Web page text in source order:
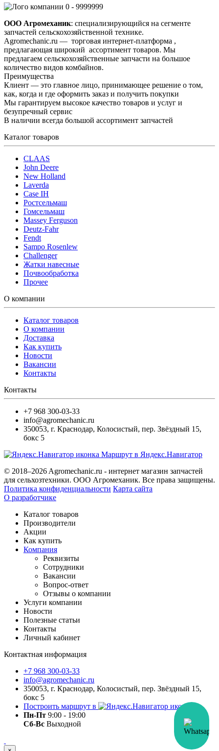
0 - 9999999
ООО Агромеханик: специализирующийся на сегменте
запчастей сельскохозяйственной технике.
Agromechanic.ru — торговая интернет-платформа ,
предлагающая широкий ассортимент товаров. Мы
предлагаем сельскохозяйственные запчасти на большое
количество видов комбайнов.
Преимущества
Клиент — это главное лицо, принимающее решение о том,
как, когда и где оформить заказ и получить покупки
Мы гарантируем высокое качество товаров и услуг и
безупречный сервис
В наличии всегда большой ассортимент запчастей
Каталог товаров
CLAAS
John Deere
New Holland
Laverda
Case IH
Ростсельмаш
Гомсельмаш
Massey Ferguson
Deutz-Fahr
Fendt
Sampo Rosenlew
Challenger
Жатки навесные
Почвообработка
Прочее
О компании
Каталог товаров
О компании
Доставка
Как купить
Новости
Вакансии
Контакты
Контакты
+7 968 300-03-33
info@agromechanic.ru
350053, г. Краснодар, Колосистый, пер. Звёздный 15,
бокс 5
Маршрут в Яндекс.Навигатор
© 2018–2026 Agromechanic.ru - интернет магазин запчастей
для сельхозтехники. ООО Агромеханик. Все права защищены.
Политика конфиденциальности Карта сайта
О разработчике
Каталог товаров
Производители
Акции
Как купить
Компания
Реквизиты
Сотрудники
Вакансии
Вопрос-ответ
Отзывы о компании
Услуги компании
Новости
Полезные статьи
Контакты
Личный кабинет
Контактная информация
+7 968 300-03-33
info@agromechanic.ru
350053, г. Краснодар, Колосистый, пер. Звёздный 15,
бокс 5
Построить маршрут в
Пн-Пт 9:00 - 19:00
Сб-Вс Выходной